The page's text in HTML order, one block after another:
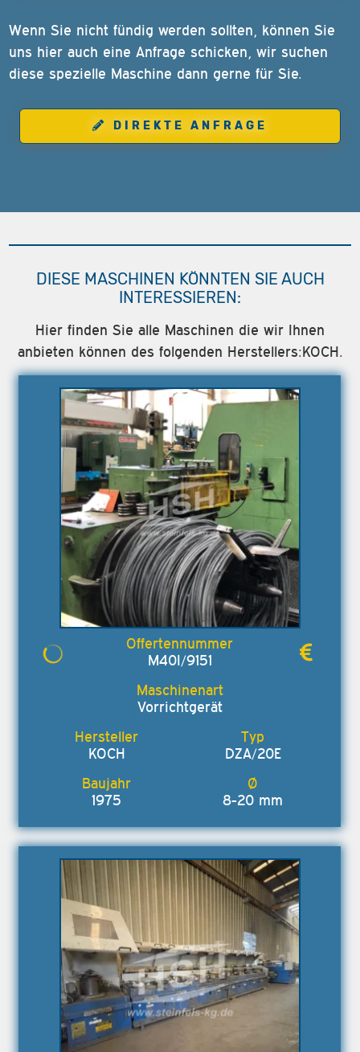
Wenn Sie nicht fündig werden sollten, können Sie
uns hier auch eine Anfrage schicken, wir suchen
diese spezielle Maschine dann gerne für Sie.
DIREKTE ANFRAGE
DIESE MASCHINEN KÖNNTEN SIE AUCH
INTERESSIEREN:
Hier finden Sie alle Maschinen die wir Ihnen
anbieten können des folgenden Herstellers:KOCH.
M40I/9151
Vorrichtgerät
KOCH DZA/20E
1975 8-20 mm